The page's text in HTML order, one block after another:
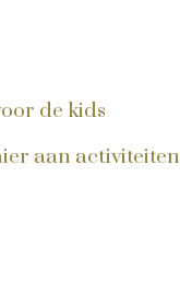
© 2026
de kids
aan activiteiten